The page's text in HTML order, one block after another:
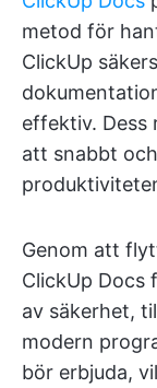
metod för
ClickUp
effektiv. Dess
att snabbt
Genom att
ClickUp Docs
av säkerhet,
modern
bör erbjuda,